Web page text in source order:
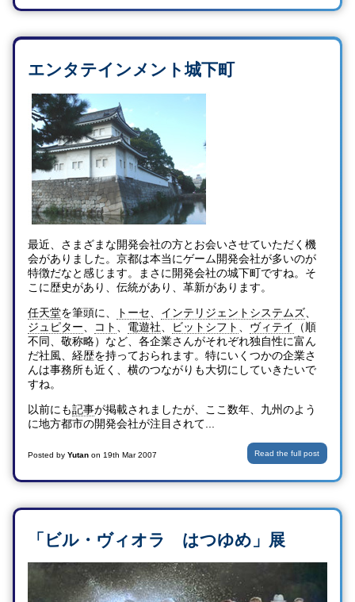
エンタテインメント城下町
最近、さまざまな開発会社の方とお会いさせていただく機
会がありました。京都は本当にゲーム開発会社が多いのが
特徴だなと感じます。まさに開発会社の城下町ですね。そ
こに歴史があり、伝統があり、革新があります。
任天堂を筆頭に、 トーセ インテリジェントシステムズ
ジュピター
コト 電遊社 ビットシフト ヴィテイ
（順
不同、敬称略）など、各企業さんがそれぞれ独自性に富ん
だ社風、経歴を持っておられます。特にいくつかの企業さ
んは事務所も近く、横のつながりも大切にしていきたいで
すね。
以前にも記事が掲載されましたが、ここ数年、九州のよう
に地方都市の開発会社が注目されて...
Posted byYutan on 19th Mar 2007 Read the full post
「ビル・ヴィオラ はつゆめ」展